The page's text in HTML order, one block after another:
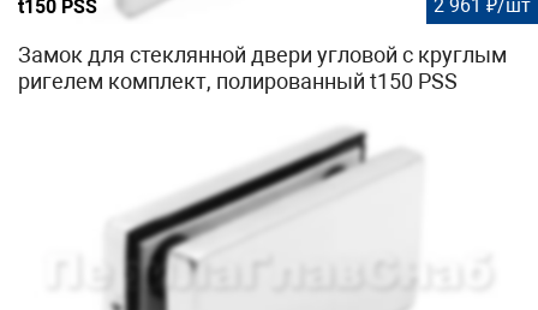
t150 PSS 2 961 ₽/шт
Замок для стеклянной двери угловой с круглым
ригелем комплект, полированный t150 PSS